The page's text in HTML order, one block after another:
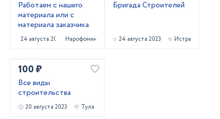
Работаем с нашего
материала или с
материала заказчика
24 августа 2023 Нарофоминск
Бригада Строителей
24 августа 2023 Истра
100 ₽
Все виды
строительства
20 августа 2023 Тула